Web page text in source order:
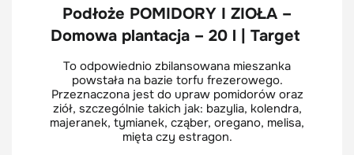
Podłoże POMIDORY I ZIOŁA –
Domowa plantacja – 20 l | Target
To odpowiednio zbilansowana mieszanka
powstała na bazie torfu frezerowego.
Przeznaczona jest do upraw pomidorów oraz
ziół, szczególnie takich jak: bazylia, kolendra,
majeranek, tymianek, cząber, oregano, melisa,
mięta czy estragon.